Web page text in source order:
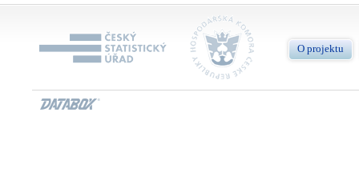
O projektu